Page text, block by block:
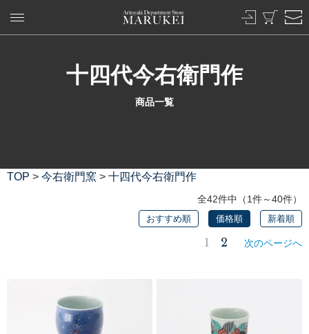
十四代今右衛門作
商品一覧
TOP > 今右衛門窯 > 十四代今右衛門作
全42件中（1件～40件）
おすすめ順 価格順 新着順
1 2 次のページへ